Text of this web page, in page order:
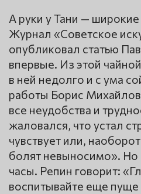
А руки у Тани —
Журнал «Советское
опубликовал статью
впервые. Из этой
в ней недолго и с ума
работы Борис
все неудобства и
жаловался, что устал
чувствует или,
болят невыносимо». Но
часы. Репин говорит:
воспитывайте еще пуще